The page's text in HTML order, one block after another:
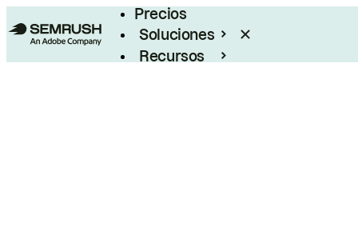
Precios
Soluciones
Recursos